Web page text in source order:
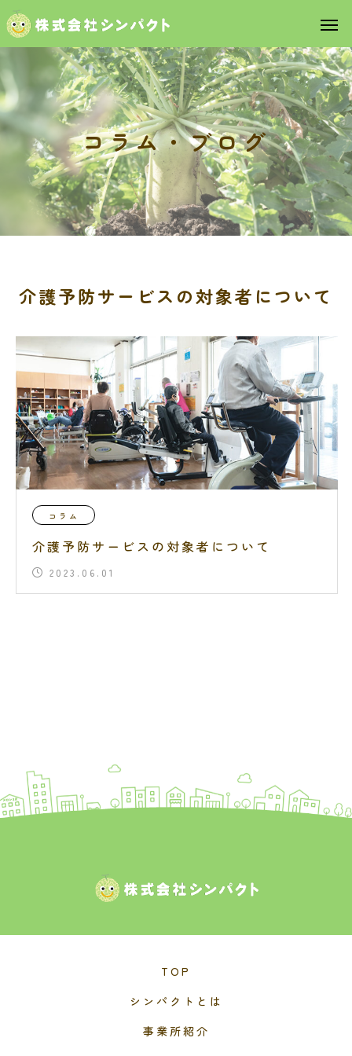
コラム・ブログ
介護予防サービスの対象者について
コラム
介護予防サービスの対象者について
2023.06.01
TOP
シンパクトとは
事業所紹介